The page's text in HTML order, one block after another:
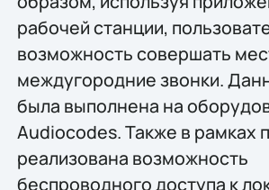
рабочей станции,
возможность совершать
междугородние звонки.
была выполнена на
Audiocodes. Также в рамках
реализована возможность
беспроводного доступа к